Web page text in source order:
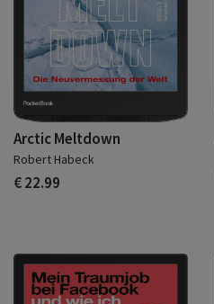
Arctic Meltdown
Robert Habeck
€ 22.99